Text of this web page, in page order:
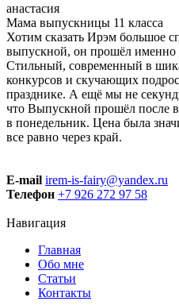
анастасия
Мама выпускницы 11 класса
Хотим сказать Ирэм большое
выпускной, он прошёл именно
Стильный, современный в
конкурсов и скучающих
празднике. А ещё мы не
что Выпускной прошёл после
в понедельник. Цена была
все равно через край.
E-mail irem-is-fairy@yandex.ru
Телефон +7 926 272 97 58
Навигация
Главная
Обо мне
Статьи
Контакты